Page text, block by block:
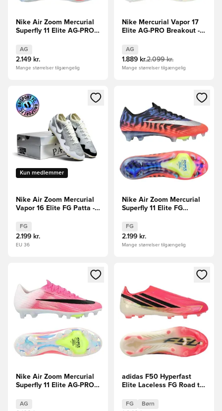
Nike Air Zoom Mercurial
Superfly 11 Elite AG-PRO
AG
2.149 kr.
Mange størrelser tilgængelig
Nike Mercurial Vapor 17
Elite AG-PRO Breakout -
AG
1.889 kr.2.099 kr.
Mange størrelser tilgængelig
Åbner en Modal til at logge ind eller tilmelde dig som
Kun medlemmer
Nike Air Zoom Mercurial
Vapor 16 Elite FG Patta -
EDITION
FG
2.199 kr.
EU 36
Åbner en Modal til at logge
Nike Air Zoom Mercurial
Superfly 11 Elite FG
LIMITED EDITION
FG
2.199 kr.
Mange størrelser tilgængelig
Åbner en Modal til at logge ind eller tilmelde dig som
Nike Air Zoom Mercurial
Superfly 11 Elite AG-PRO
AG
Åbner en Modal til at logge
adidas F50 Hyperfast
Elite Laceless FG Road to
Børn
FG Børn